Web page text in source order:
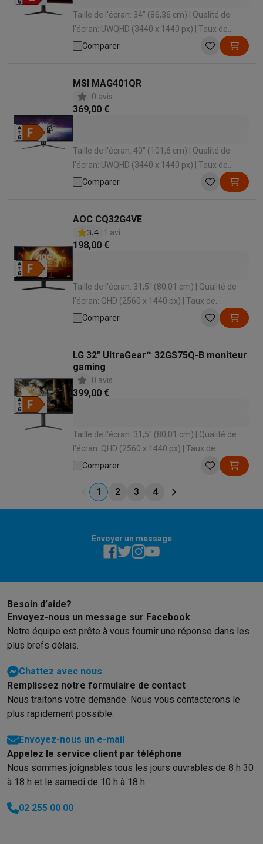
Taille de l'écran: 34" (86,36 cm) | Qualité de
l'écran: UWQHD (3440 x 1440 px) | Taux de
rafraîchissement: 180 Hz | Temps de réponse: 1
Comparer
MSI MAG401QR
0 avis
369,00 €
Taille de l'écran: 40" (101,6 cm) | Qualité de
l'écran: UWQHD (3440 x 1440 px) | Taux de
rafraîchissement: 155 Hz | Temps de réponse: 1
Comparer
AOC CQ32G4VE
3.4 1 avi
198,00 €
Taille de l'écran: 31,5" (80,01 cm) | Qualité de
l'écran: QHD (2560 x 1440 px) | Taux de
rafraîchissement: 180 Hz | Temps de réponse:
Comparer
LG 32" UltraGear™ 32GS75Q-B moniteur
gaming
0 avis
399,00 €
Taille de l'écran: 31,5" (80,01 cm) | Qualité de
l'écran: QHD (2560 x 1440 px) | Taux de
rafraîchissement: 180 Hz | Temps de réponse: 1
Comparer
1 2 3 4
Envoyer un message
Besoin d’aide?
Envoyez-nous un message sur Facebook
Notre équipe est prête à vous fournir une réponse dans les
plus brefs délais.
Chattez avec nous
Remplissez notre formulaire de contact
Nous traitons votre demande. Nous vous contacterons le
plus rapidement possible.
Envoyez-nous un e-mail
Appelez le service client par téléphone
Nous sommes joignables tous les jours ouvrables de 8 h 30
à 18 h et le samedi de 10 h à 18 h.
02 255 00 00